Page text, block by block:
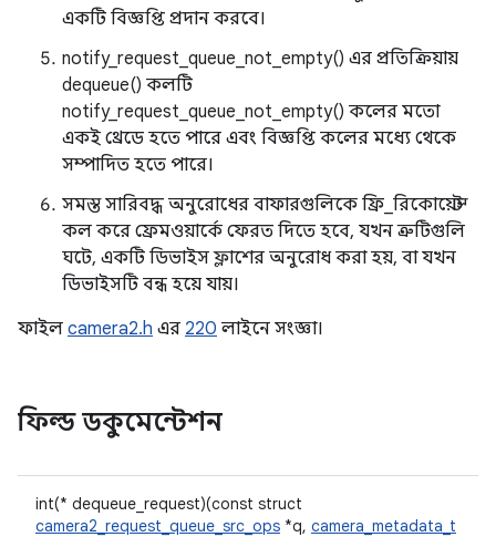
একটি বিজ্ঞপ্তি প্রদান করবে।
notify_request_queue_not_empty() এর প্রতিক্রিয়ায়
dequeue() কলটি
notify_request_queue_not_empty() কলের মতো
একই থ্রেডে হতে পারে এবং বিজ্ঞপ্তি কলের মধ্যে থেকে
সম্পাদিত হতে পারে।
সমস্ত সারিবদ্ধ অনুরোধের বাফারগুলিকে ফ্রি_রিকোয়েস্ট
কল করে ফ্রেমওয়ার্কে ফেরত দিতে হবে, যখন ত্রুটিগুলি
ঘটে, একটি ডিভাইস ফ্লাশের অনুরোধ করা হয়, বা যখন
ডিভাইসটি বন্ধ হয়ে যায়।
ফাইল camera2.h এর 220 লাইনে সংজ্ঞা।
ফিল্ড ডকুমেন্টেশন
int(* dequeue_request)(const struct
camera2_request_queue_src_ops *q, camera_metadata_t